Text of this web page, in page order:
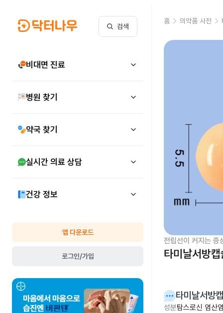
검색
비대면 진료
병원 찾기
약국 찾기
실시간 의료 상담
건강 정보
앱 다운로드
로그인/가입
홈 의약품 사전
전립선이 커지는 증
타미날서방
타미날서방
성분탐스로신 염산